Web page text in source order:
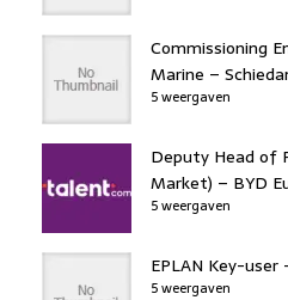
Commissioning
Marine –
5 weergaven
Deputy Head of
Market) – BYD
5 weergaven
EPLAN Key-user
5 weergaven